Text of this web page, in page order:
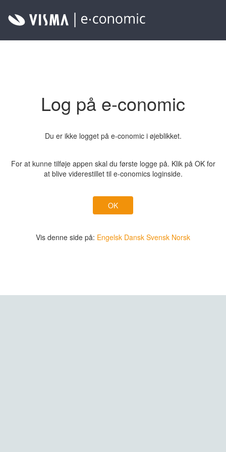
Log på e-conomic
Du er ikke logget på e-conomic i øjeblikket.
For at kunne tilføje appen skal du første logge på. Klik på OK for
at blive viderestillet til e-conomics loginside.
Vis denne side på: Engelsk Dansk Svensk Norsk